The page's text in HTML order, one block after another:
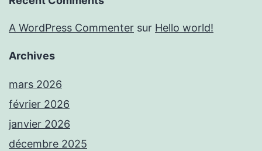
A WordPress Commenter sur Hello world!
Archives
mars 2026
février 2026
janvier 2026
décembre 2025